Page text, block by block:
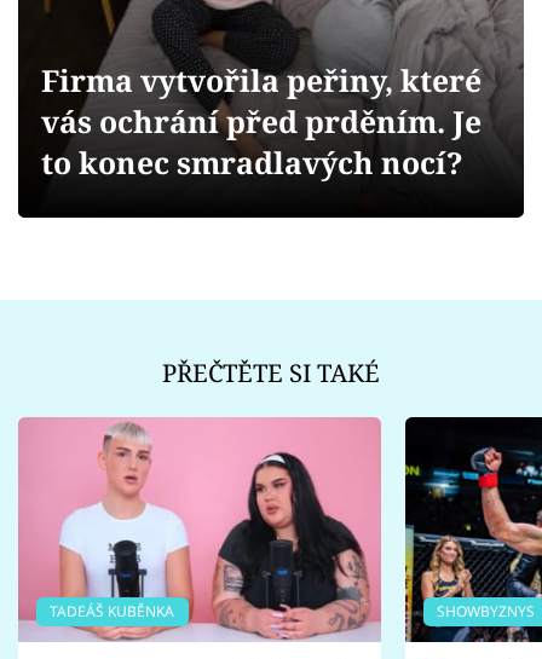
Videa
Sledujte prima+
Firma vytvořila peřiny, které
vás ochrání před prděním. Je
to konec smradlavých nocí?
PŘEČTĚTE SI TAKÉ
TADEÁŠ KUBĚNKA SHOWBYZNYS